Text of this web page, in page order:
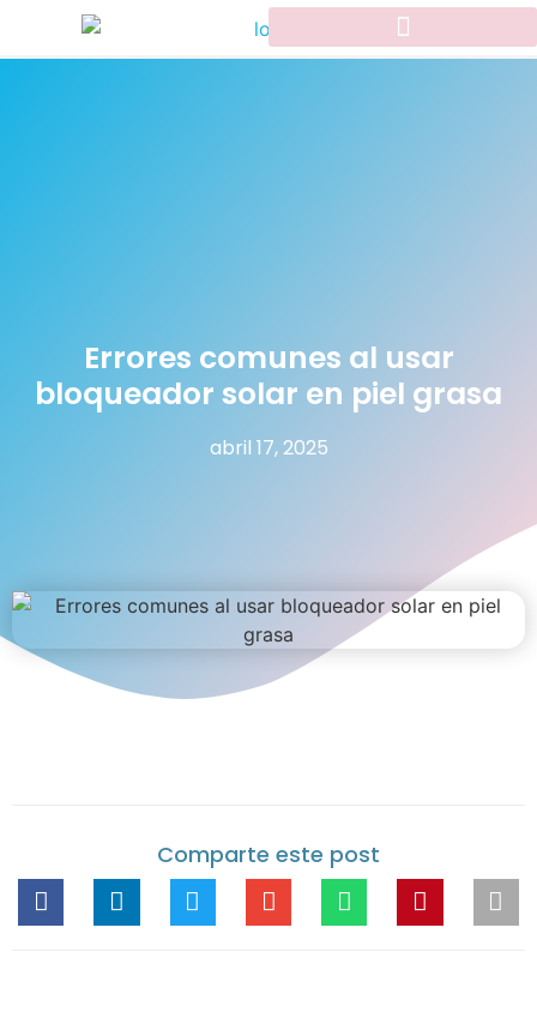
Errores comunes al usar
bloqueador solar en piel grasa
abril 17, 2025
Comparte este post